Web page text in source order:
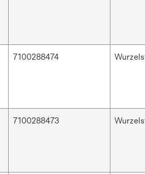
7100288474
7100288473